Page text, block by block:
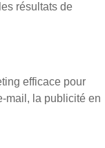
résultats de
efficace pour
mail, la publicité en